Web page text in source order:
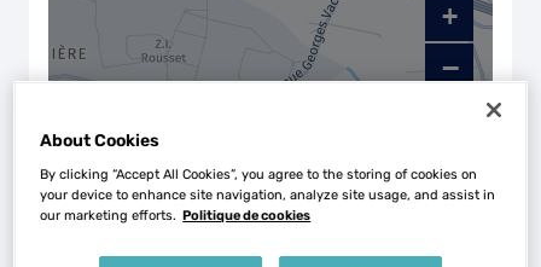
+
−
About Cookies
By clicking “Accept All Cookies”, you agree to the storing of cookies on
your device to enhance site navigation, analyze site usage, and assist in
our marketing efforts. Politique de cookies